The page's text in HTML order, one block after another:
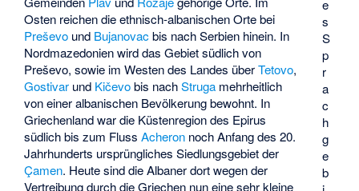
e
s
S
p
r
a
c
h
g
e
b
Osten reichen die ethnisch-albanischen Orte bei
Preševo und Bujanovacbis nach Serbien hinein. In
Nordmazedonien wird das Gebiet südlich von
Preševo, sowie im Westen des Landes überTetovo,
Gostivar und Kičevobis nachStruga mehrheitlich
von einer albanischen Bevölkerung bewohnt. In
Griechenland war die Küstenregion des Epirus
südlich bis zum FlussAcheron noch Anfang des 20.
Jahrhunderts ursprüngliches Siedlungsgebiet der
Çamen. Heute sind die Albaner dort wegen der
Vertreibung durch die Griechen nun eine sehr kleine